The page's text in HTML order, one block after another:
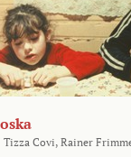
Tizza Covi, Rainer